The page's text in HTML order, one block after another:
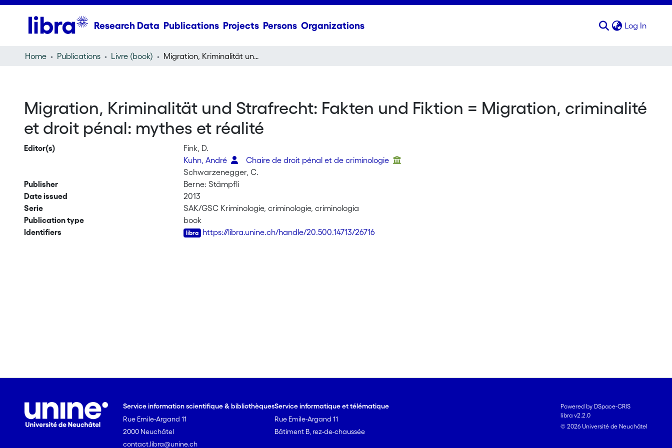
Research Data Publications Projects Persons Organizations Log In
Home Publications Livre (book) Migration, Kriminalität und Strafrecht: Fakten und Fiktion = Migration, criminalité et droit pénal: mythes et réalité
Migration, Kriminalität und Strafrecht: Fakten und Fiktion = Migration, criminalité
et droit pénal: mythes et réalité
Editor(s)
Fink, D.
Kuhn, André
Chaire de droit pénal et de criminologie
Schwarzenegger, C.
Publisher
Berne: Stämpfli
Date issued
2013
Serie
SAK/GSC Kriminologie, criminologie, criminologia
Publication type
book
Identifiers
https://libra.unine.ch/handle/20.500.14713/26716
Service information scientifique & bibliothèques
Rue Emile-Argand 11
2000 Neuchâtel
contact.libra@unine.ch
Service informatique et télématique
Rue Emile-Argand 11
Bâtiment B, rez-de-chaussée
Powered by DSpace-CRIS
libra v2.2.0
© 2026 Université de Neuchâtel